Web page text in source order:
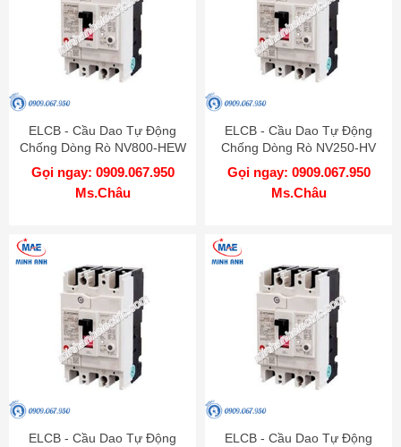
ELCB - Cầu Dao Tự Động
Chống Dòng Rò NV800-HEW
3P 800A 70kA 1.2.500mA TD
MITSUBISHI
Gọi ngay: 0909.067.950
Ms.Châu
ELCB - Cầu Dao Tự Động
Chống Dòng Rò NV250-HV
3P 125A 75kA 1.2.500mA TD
MITSUBISHI
Gọi ngay: 0909.067.950
Ms.Châu
ELCB - Cầu Dao Tự Động
ELCB - Cầu Dao Tự Động